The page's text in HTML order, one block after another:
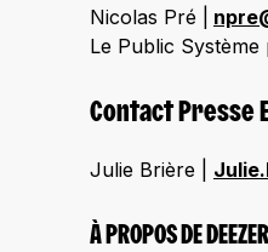
Nicolas Pré |
Le Public Système
Contact Presse
Julie Brière |
À PROPOS DE DEEZER